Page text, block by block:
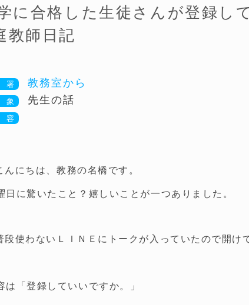
に合格した生徒さんが登録し
教師日記
教務室から
先生の話
んにちは、教務の名橋です。
日に驚いたこと？嬉しいことが一つありました。
段使わないＬＩＮＥにトークが入っていたので開け
は「登録していいですか。」